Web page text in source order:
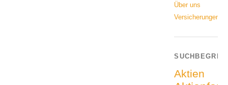
Über uns
Versicherungen
Aktien